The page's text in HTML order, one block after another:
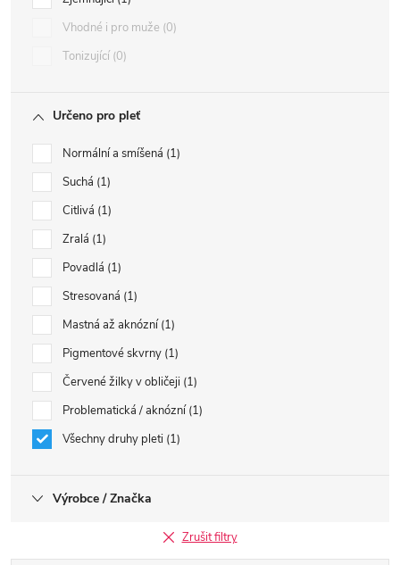
Vhodné i pro muže 0
Tonizující 0
Určeno pro pleť
Normální a smíšená 1
Suchá 1
Citlivá 1
Zralá 1
Povadlá 1
Stresovaná 1
Mastná až aknózní 1
Pigmentové skvrny 1
Červené žilky v obličeji 1
Problematická / aknózní 1
Všechny druhy pleti 1
Výrobce / Značka
Zrušit filtry